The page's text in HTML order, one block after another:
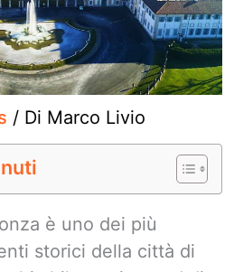
/ Di Marco Livio
è uno dei più
storici della città di